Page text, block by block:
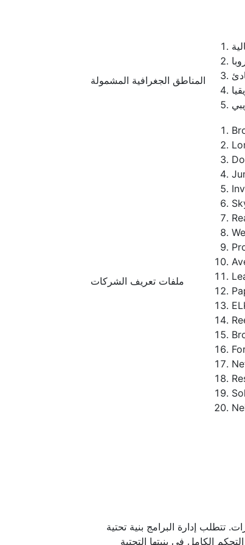
المناطق الجغرافية المشمولة
ملفات تعريف الشركات
تتطلب إدارة البرامج بنية تحتية
الكامل في بنيتها التحتية